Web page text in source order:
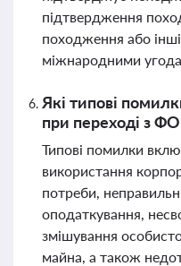
підтвердження
походження або
міжнародними
Які типові
при переході з
Типові помилки
використання
потреби,
оподаткування,
змішування
майна, а також